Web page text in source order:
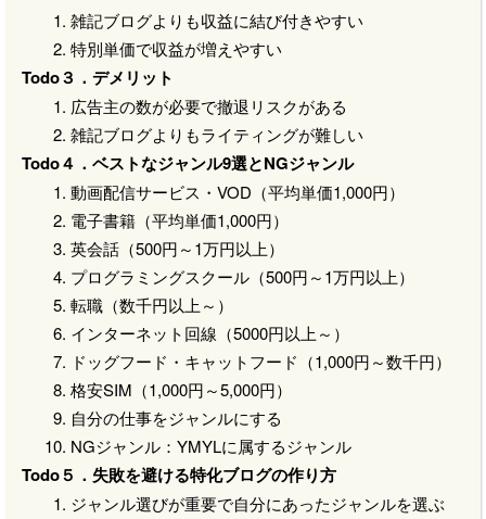
雑記ブログよりも収益に結び付きやすい
特別単価で収益が増えやすい
Todo３．デメリット
広告主の数が必要で撤退リスクがある
雑記ブログよりもライティングが難しい
Todo４．ベストなジャンル9選とNGジャンル
動画配信サービス・VOD（平均単価1,000円）
電子書籍（平均単価1,000円）
英会話（500円～1万円以上）
プログラミングスクール（500円～1万円以上）
転職（数千円以上～）
インターネット回線（5000円以上～）
ドッグフード・キャットフード（1,000円～数千円）
格安SIM（1,000円～5,000円）
自分の仕事をジャンルにする
NGジャンル：YMYLに属するジャンル
Todo５．失敗を避ける特化ブログの作り方
ジャンル選びが重要で自分にあったジャンルを選ぶ